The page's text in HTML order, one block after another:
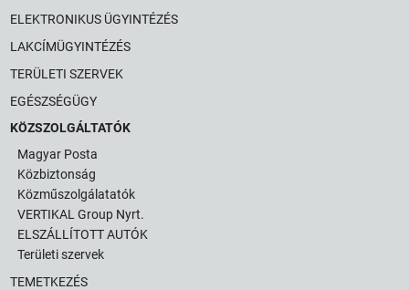
ELEKTRONIKUS ÜGYINTÉZÉS
LAKCÍMÜGYINTÉZÉS
TERÜLETI SZERVEK
EGÉSZSÉGÜGY
KÖZSZOLGÁLTATÓK
Magyar Posta
Közbiztonság
Közműszolgálatatók
VERTIKAL Group Nyrt.
ELSZÁLLÍTOTT AUTÓK
Területi szervek
TEMETKEZÉS